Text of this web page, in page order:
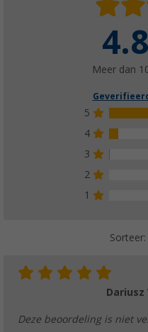
Meer dan
5
4
3
2
1
Sorteer:
Dariusz
Deze beoordeling is niet